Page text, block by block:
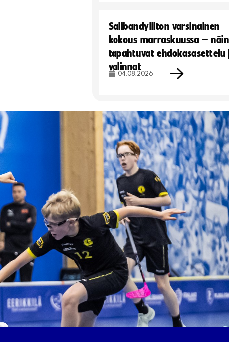
Salibandyliiton varsinainen
kokous marraskuussa – näin
tapahtuvat ehdokasasettelu
valinnat
04.08.2026